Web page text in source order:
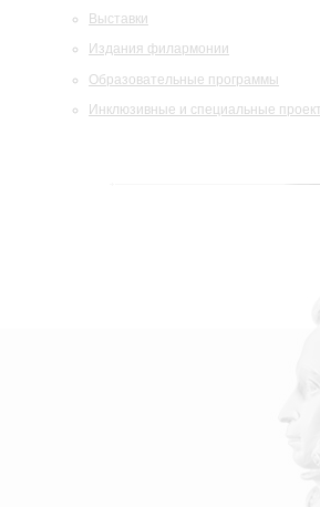
Выставки
Издания филармонии
Образовательные программы
Инклюзивные и специальные